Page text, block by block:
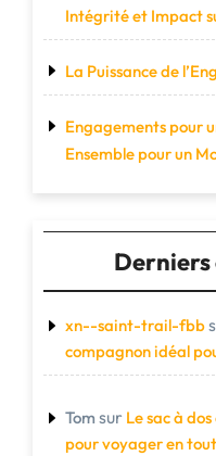
Intégrité et Impact
La Puissance de
Engagements pour
Ensemble pour un
xn--saint-trail-fbb
compagnon idéal
Tom sur Le sac à
pour voyager en